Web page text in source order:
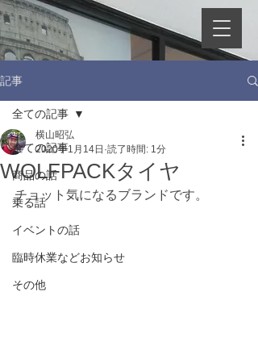
記事
全ての記事
商品の話
乗る話
イベントの話
臨時休業などお知らせ
その他
全ての記事
WOLFPACKタイヤ
横山昭弘
2020年1月14日 読了時間: 1分
チョット気になるブランドです。